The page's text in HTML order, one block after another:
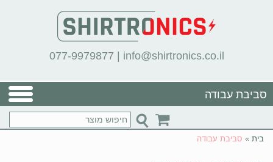
077-9979877 | info@shirtronics.co.il
סביבת עבודה
בית » סביבת עבודה